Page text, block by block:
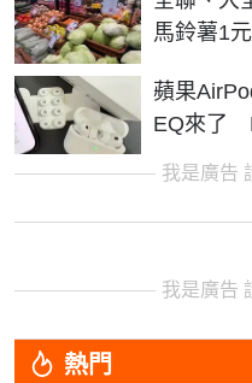
馬鈴薯1
蘋果
EQ來了
我是廣告
我是廣告
熱門